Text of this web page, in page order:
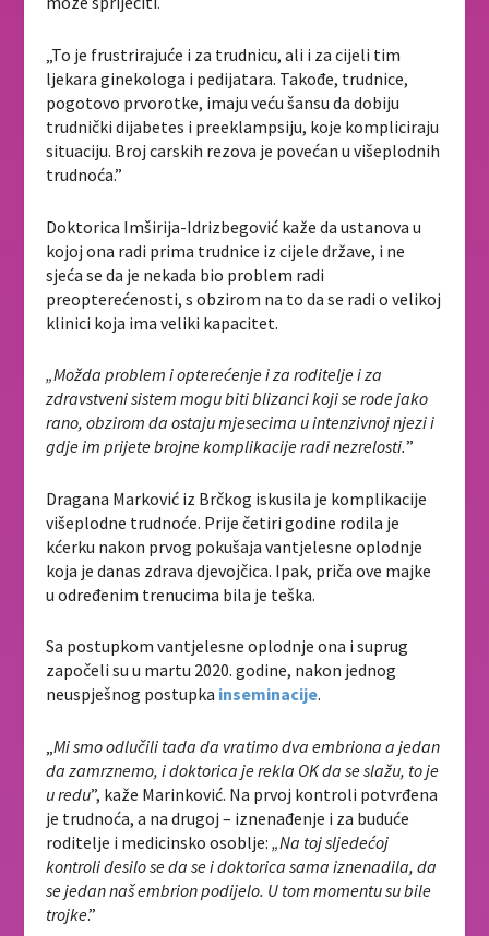
„To je frustrirajuće i za trudnicu, ali i za cijeli tim
ljekara ginekologa i pedijatara. Takođe, trudnice,
pogotovo prvorotke, imaju veću šansu da dobiju
trudnički dijabetes i preeklampsiju, koje kompliciraju
situaciju. Broj carskih rezova je povećan u višeplodnih
trudnoća.”
Doktorica Imširija-Idrizbegović kaže da ustanova u
kojoj ona radi prima trudnice iz cijele države, i ne
sjeća se da je nekada bio problem radi
preopterećenosti, s obzirom na to da se radi o velikoj
klinici koja ima veliki kapacitet.
„Možda problem i opterećenje i za roditelje i za
zdravstveni sistem mogu biti blizanci koji se rode jako
rano, obzirom da ostaju mjesecima u intenzivnoj njezi i
gdje im prijete brojne komplikacije radi nezrelosti.”
Dragana Marković iz Brčkog iskusila je komplikacije
višeplodne trudnoće. Prije četiri godine rodila je
kćerku nakon prvog pokušaja vantjelesne oplodnje
koja je danas zdrava djevojčica. Ipak, priča ove majke
u određenim trenucima bila je teška.
Sa postupkom vantjelesne oplodnje ona i suprug
započeli su u martu 2020. godine, nakon jednog
neuspješnog postupka inseminacije.
„Mi smo odlučili tada da vratimo dva embriona a jedan
da zamrznemo, i doktorica je rekla OK da se slažu, to je
u redu”, kaže Marinković. Na prvoj kontroli potvrđena
je trudnoća, a na drugoj – iznenađenje i za buduće
roditelje i medicinsko osoblje:„Na toj sljedećoj
kontroli desilo se da se i doktorica sama iznenadila, da
se jedan naš embrion podijelo. U tom momentu su bile
trojke.”